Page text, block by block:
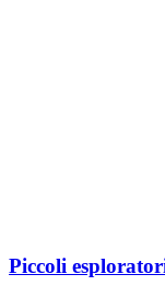
Piccoli